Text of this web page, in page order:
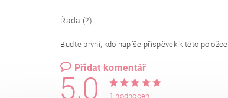
Řada (?)
Buďte první, kdo napíše příspěvek k této položce.
Přidat komentář
5,0 1 hodnocení